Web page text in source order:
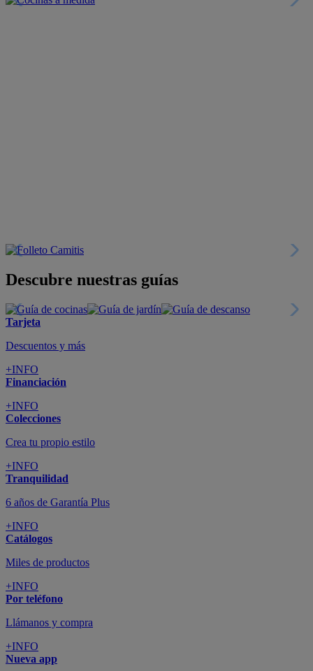
Descubre nuestras guías
Tarjeta
Descuentos y más
+INFO
Financiación
+INFO
Colecciones
Crea tu propio estilo
+INFO
Tranquilidad
6 años de Garantía Plus
+INFO
Catálogos
Miles de productos
+INFO
Por teléfono
Llámanos y compra
+INFO
Nueva app